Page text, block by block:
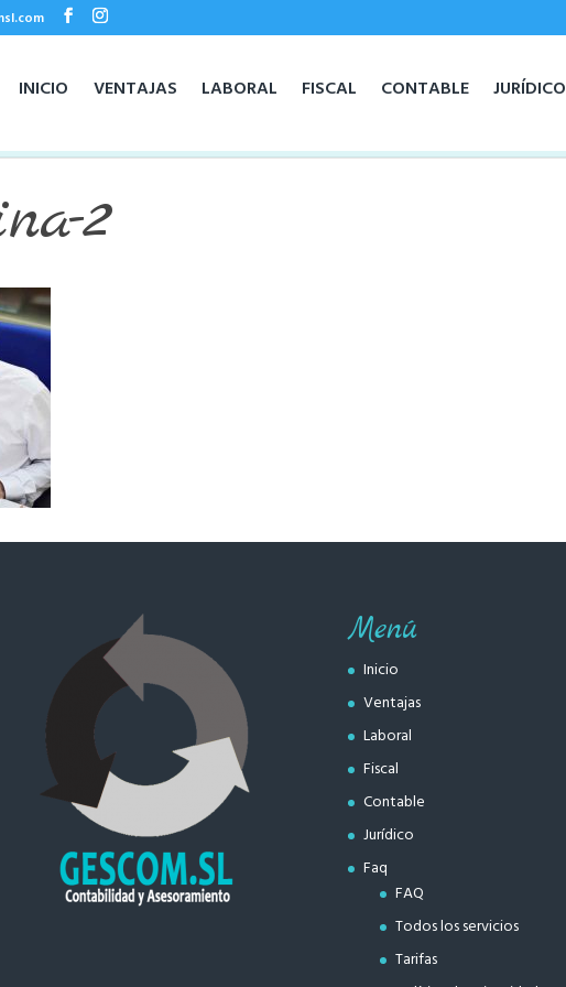
INICIO VENTAJAS LABORAL FISCAL CONTABLE JURÍDICO
2
Menú
Inicio
Ventajas
Laboral
Fiscal
Contable
Jurídico
Faq
FAQ
Todos los servicios
Tarifas